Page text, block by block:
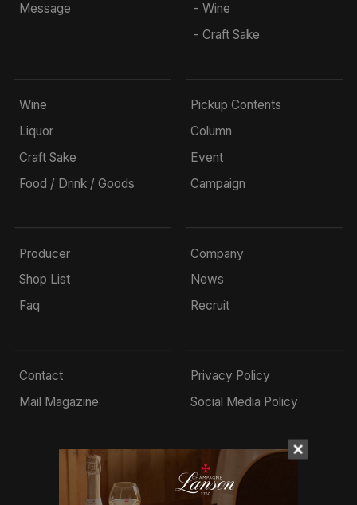
Message
- Wine
- Craft Sake
Wine
Liquor
Craft Sake
Food / Drink / Goods
Pickup Contents
Column
Event
Campaign
Producer
Shop List
Faq
Company
News
Recruit
Contact
Mail Magazine
Privacy Policy
Social Media Policy